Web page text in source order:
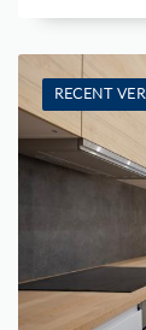
RECENT